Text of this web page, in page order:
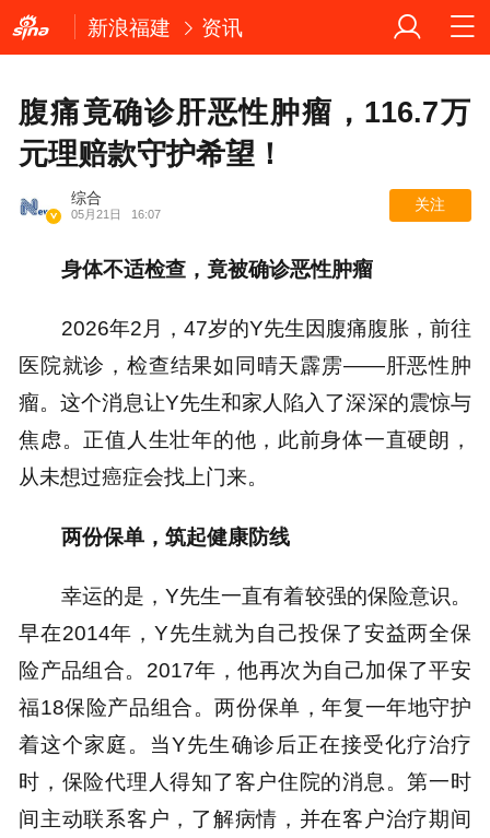
新浪福建 资讯
腹痛竟确诊肝恶性肿瘤，116.7万
元理赔款守护希望！
综合
05月21日 16:07
关注
身体不适检查，竟被确诊恶性肿瘤
2026年2月，47岁的Y先生因腹痛腹胀，前往
医院就诊，检查结果如同晴天霹雳——肝恶性肿
瘤。这个消息让Y先生和家人陷入了深深的震惊与
焦虑。正值人生壮年的他，此前身体一直硬朗，
从未想过癌症会找上门来。
两份保单，筑起健康防线
幸运的是，Y先生一直有着较强的保险意识。
早在2014年，Y先生就为自己投保了安益两全保
险产品组合。2017年，他再次为自己加保了平安
福18保险产品组合。两份保单，年复一年地守护
着这个家庭。当Y先生确诊后正在接受化疗治疗
时，保险代理人得知了客户住院的消息。第一时
间主动联系客户，了解病情，并在客户治疗期间